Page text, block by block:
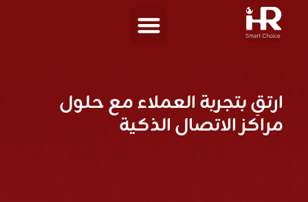
ارتقِ بتجربة العملاء مع حلول
مراكز الاتصال الذكية